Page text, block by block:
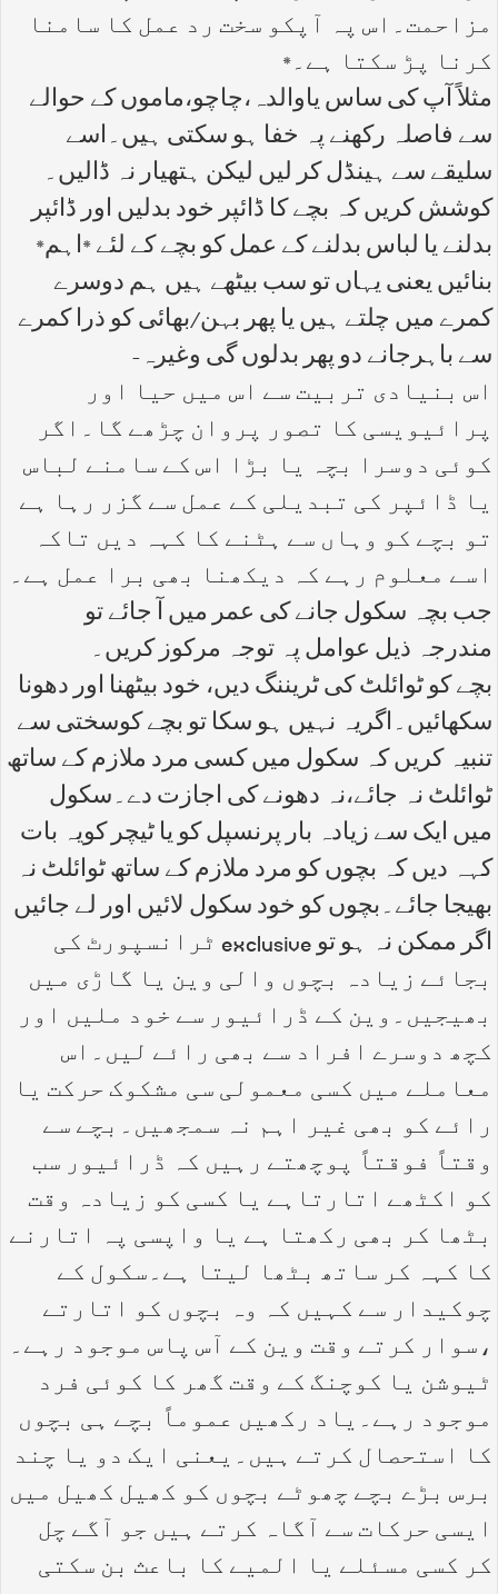
مزاحمت۔اس پہ آپکو سخت رد عمل کا سامنا
کرنا پڑ سکتا ہے۔*
مثلاً آپ کی ساس یاوالدہ،چاچو،ماموں کے حوالے
سے فاصلہ رکھنے پہ خفا ہو سکتی ہیں۔اسے
سلیقے سے ہینڈل کر لیں لیکن ہتھیار نہ ڈالیں۔
کوشش کریں کہ بچے کا ڈائپر خود بدلیں اور ڈائپر
بدلنے یا لباس بدلنے کے عمل کو بچے کے لئے *اہم*
بنائیں یعنی یہاں تو سب بیٹھے ہیں ہم دوسرے
کمرے میں چلتے ہیں یا پھر بہن/بھائی کو ذرا کمرے
سے باہرجانے دو پھر بدلوں گی وغیرہ-
اس بنیادی تربیت سے اس میں حیا اور
پرائیویسی کا تصور پروان چڑھے گا۔اگر
کوئی دوسرا بچہ یا بڑا اس کے سامنے لباس
یا ڈائپر کی تبدیلی کے عمل سے گزر رہا ہے
تو بچے کو وہاں سے ہٹنے کا کہہ دیں تاکہ
اسے معلوم رہے کہ دیکھنا بھی برا عمل ہے۔
جب بچہ سکول جانے کی عمر میں آ جائے تو
مندرجہ ذیل عوامل پہ توجہ مرکوز کریں۔
بچے کو ٹوائلٹ کی ٹریننگ دیں، خود بیٹھنا اور دھونا
سکھائیں۔اگریہ نہیں ہو سکا تو بچے کوسختی سے
تنبیہ کریں کہ سکول میں کسی مرد ملازم کے ساتھ
ٹوائلٹ نہ جائے،نہ دھونے کی اجازت دے۔سکول
میں ایک سے زیادہ بار پرنسپل کو یا ٹیچر کویہ بات
کہہ دیں کہ بچوں کو مرد ملازم کے ساتھ ٹوائلٹ نہ
بھیجا جائے۔بچوں کو خود سکول لائیں اور لے جائیں
اگر ممکن نہ ہو تو exclusive ٹرانسپورٹ کی
بجائے زیادہ بچوں والی وین یا گاڑی میں
بھیجیں۔وین کے ڈرائیور سے خود ملیں اور
کچھ دوسرے افراد سے بھی رائے لیں۔اس
معاملے میں کسی معمولی سی مشکوک حرکت یا
رائے کو بھی غیر اہم نہ سمجھیں۔بچے سے
وقتاً فوقتاً پوچھتے رہیں کہ ڈرائیور سب
کو اکٹھے اتارتاہے یا کسی کو زیادہ وقت
بٹھا کر بھی رکھتا ہے یا واپسی پہ اتارنے
کا کہہ کر ساتھ بٹھا لیتا ہے۔سکول کے
چوکیدار سے کہیں کہ وہ بچوں کو اتارتے
،سوار کرتے وقت وین کے آس پاس موجود رہے۔
ٹیوشن یا کوچنگ کے وقت گھر کا کوئی فرد
موجود رہے۔یاد رکھیں عموماً بچے ہی بچوں
کا استحصال کرتے ہیں۔یعنی ایک دو یا چند
برس بڑے بچے چھوٹے بچوں کو کھیل کھیل میں
ایسی حرکات سے آگاہ کرتے ہیں جو آگے چل
کر کسی مسئلے یا المیے کا باعث بن سکتی